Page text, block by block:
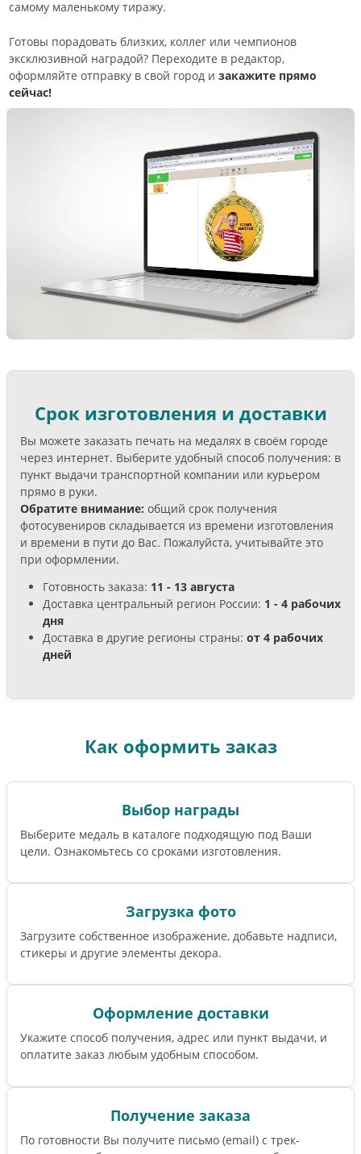
самому маленькому тиражу.
Готовы порадовать близких, коллег или чемпионов
эксклюзивной наградой? Переходите в редактор,
оформляйте отправку в свой город и закажите прямо
сейчас!
Срок изготовления и доставки
Вы можете заказать печать на медалях в своём городе
через интернет. Выберите удобный способ получения: в
пункт выдачи транспортной компании или курьером
прямо в руки.
Обратите внимание: общий срок получения
фотосувениров складывается из времени изготовления
и времени в пути до Вас. Пожалуйста, учитывайте это
при оформлении.
Готовность заказа: 11 - 13 августа
Доставка центральный регион России: 1 - 4 рабочих
дня
Доставка в другие регионы страны: от 4 рабочих
дней
Как оформить заказ
Выбор награды
Выберите медаль в каталоге подходящую под Ваши
цели. Ознакомьтесь со сроками изготовления.
Загрузка фото
Загрузите собственное изображение, добавьте надписи,
стикеры и другие элементы декора.
Оформление доставки
Укажите способ получения, адрес или пункт выдачи, и
оплатите заказ любым удобным способом.
Получение заказа
По готовности Вы получите письмо (email) c трек-